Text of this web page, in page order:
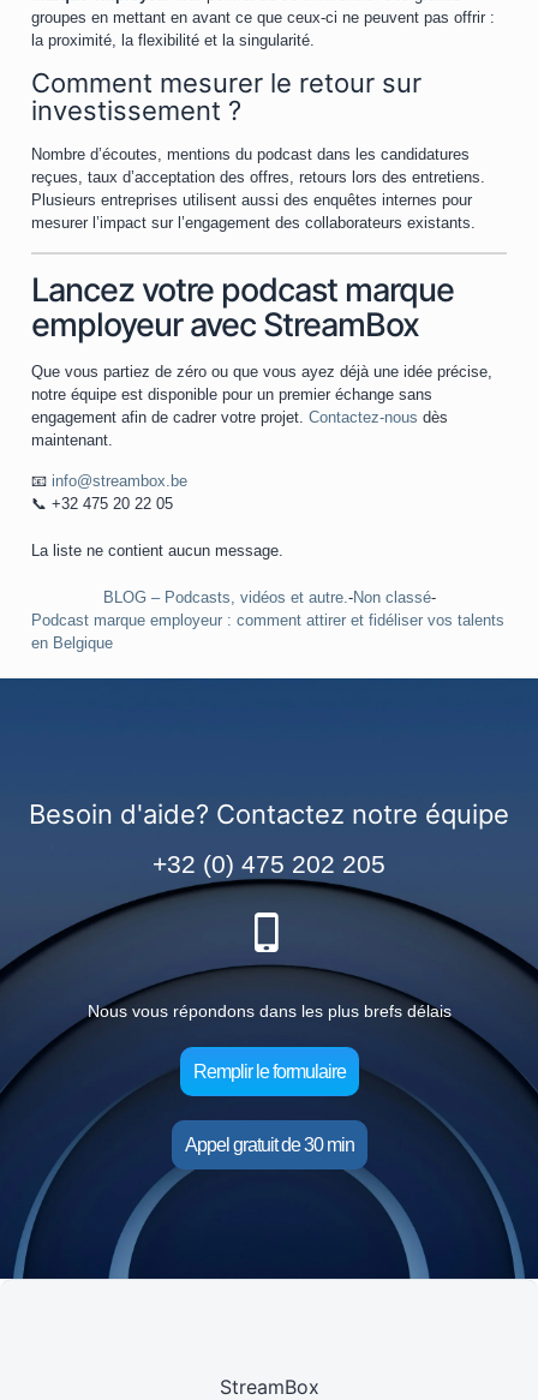
groupes en mettant en avant ce que ceux-ci ne peuvent pas offrir :
la proximité, la flexibilité et la singularité.
Comment mesurer le retour sur
investissement ?
Nombre d’écoutes, mentions du podcast dans les candidatures
reçues, taux d’acceptation des offres, retours lors des entretiens.
Plusieurs entreprises utilisent aussi des enquêtes internes pour
mesurer l’impact sur l’engagement des collaborateurs existants.
Lancez votre podcast marque
employeur avec StreamBox
Que vous partiez de zéro ou que vous ayez déjà une idée précise,
notre équipe est disponible pour un premier échange sans
engagement afin de cadrer votre projet. Contactez-nous dès
maintenant.
📧 info@streambox.be
📞 +32 475 20 22 05
La liste ne contient aucun message.
BLOG – Podcasts, vidéos et autre.-Non classé-
Podcast marque employeur : comment attirer et fidéliser vos talents
en Belgique
Besoin d'aide? Contactez notre équipe
+32 (0) 475 202 205
Nous vous répondons dans les plus brefs délais
Remplir le formulaire
Appel gratuit de 30 min
StreamBox